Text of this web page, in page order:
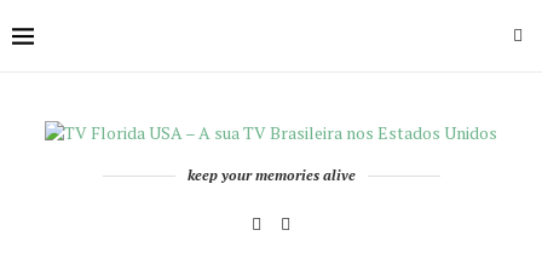
keep your memories alive